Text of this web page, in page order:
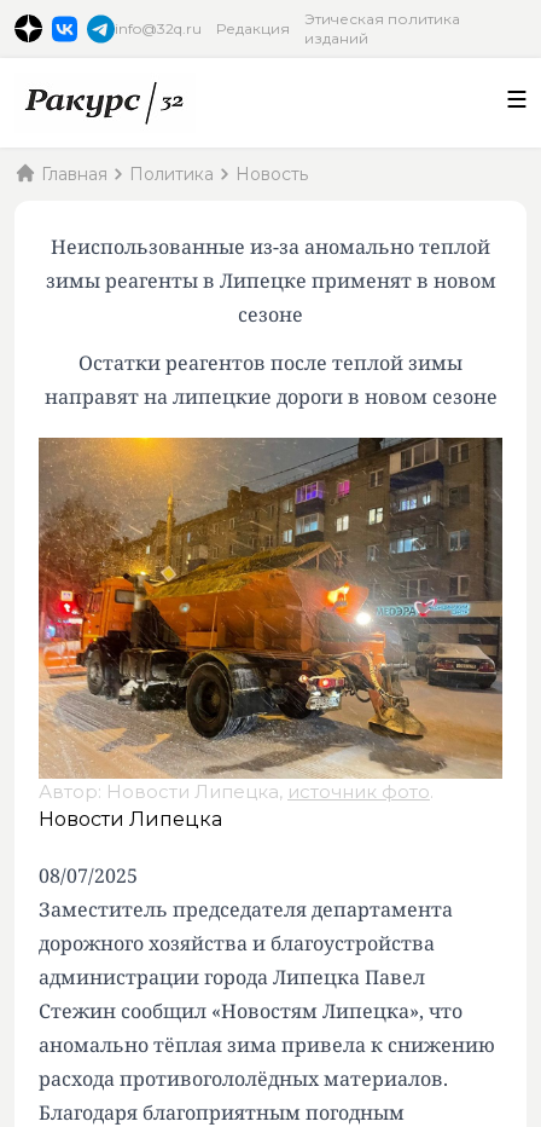
info@32q.ru Редакция
Этическая политика
изданий
Главная Политика Новость
Неиспользованные из-за аномально теплой
зимы реагенты в Липецке применят в новом
сезоне
Остатки реагентов после теплой зимы
направят на липецкие дороги в новом сезоне
Автор: Новости Липецка, источник фото.
Новости Липецка
08/07/2025
Заместитель председателя департамента
дорожного хозяйства и благоустройства
администрации города Липецка Павел
Стежин сообщил «Новостям Липецка», что
аномально тёплая зима привела к снижению
расхода противогололёдных материалов.
Благодаря благоприятным погодным